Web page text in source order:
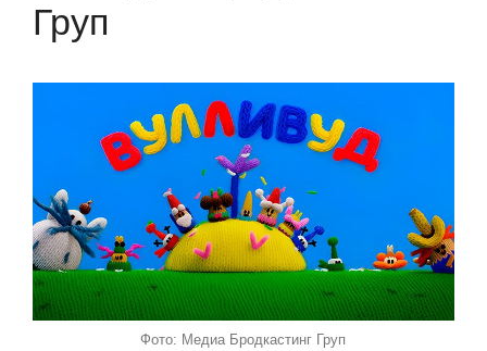
Груп
Фото: Медиа Бродкастинг Груп